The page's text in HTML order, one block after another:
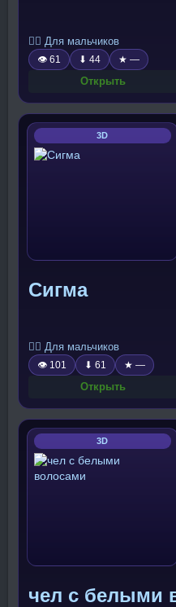
🧍‍♂️ Для мальчиков
👁 61 ⬇ 44 ★ —
Открыть
3D
Сигма
🧍‍♂️ Для мальчиков
👁 101 ⬇ 61 ★ —
Открыть
3D
чел с белыми